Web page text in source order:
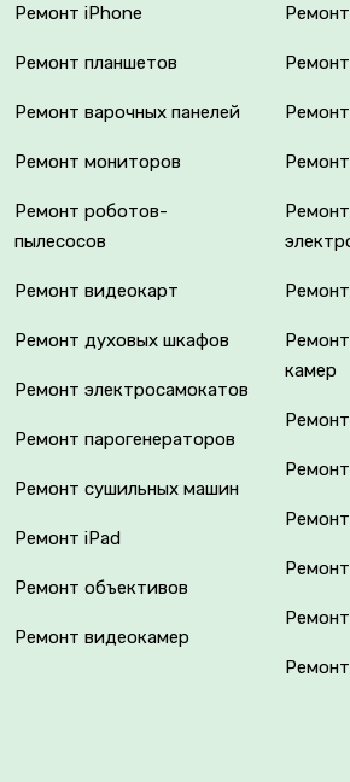
Ремонт iPhone
Ремонт планшетов
Ремонт варочных панелей
Ремонт мониторов
Ремонт роботов-
пылесосов
Ремонт видеокарт
Ремонт духовых шкафов
Ремонт электросамокатов
Ремонт парогенераторов
Ремонт сушильных машин
Ремонт iPad
Ремонт объективов
Ремонт видеокамер
Ремонт
камер